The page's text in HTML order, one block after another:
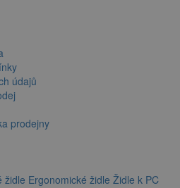
údajů
prodejny
židle Ergonomické židle Židle k PC